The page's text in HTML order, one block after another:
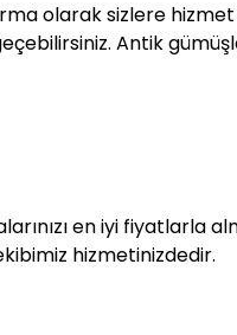
olarak sizlere
Antik
en iyi fiyatlarla
hizmetinizdedir.